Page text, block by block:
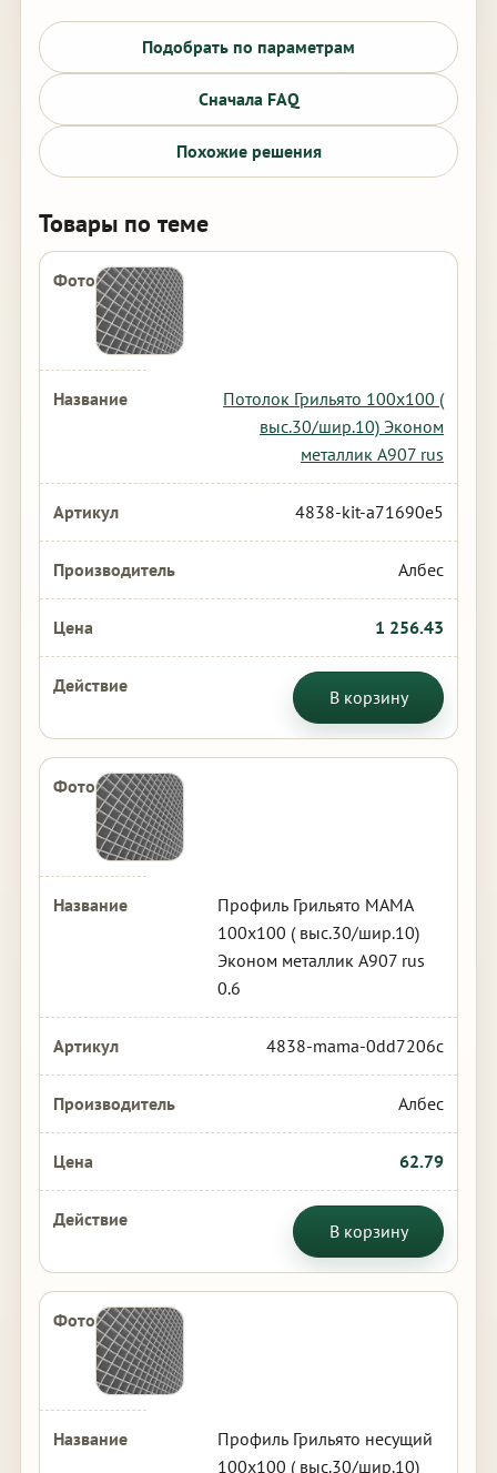
Подобрать по параметрам
Сначала FAQ
Похожие решения
Товары по теме
Потолок Грильято 100х100 (
выс.30/шир.10) Эконом
металлик А907 rus
4838-kit-a71690e5
Албес
1 256.43
В корзину
Профиль Грильято МАМА
100х100 ( выс.30/шир.10)
Эконом металлик А907 rus
0.6
4838-mama-0dd7206c
Албес
62.79
В корзину
Профиль Грильято несущий
100х100 ( выс.30/шир.10)